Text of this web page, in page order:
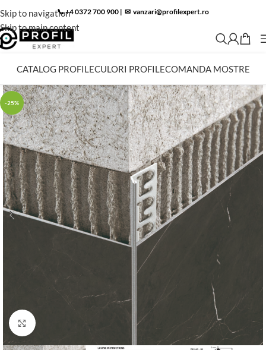
Skip to navigation
Skip to main content
📞 +4 0372 700 900 | ✉︎ vanzari@profilexpert.ro
CATALOG PROFILECULORI PROFILECOMANDA MOSTRE
-25%
Click to enlarge